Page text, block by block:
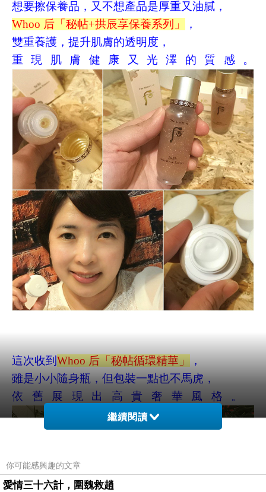
想要擦保養品，又不想產品是厚重又油膩，
Whoo 后「秘帖+拱辰享保養系列」
，
雙重養護，提升肌膚的透明度，
重現肌膚健康又光澤的質感。
這次收到 Whoo 后「秘帖循環精華」
，
雖是小小隨身瓶，但包裝一點也不馬虎，
依舊展現出高貴奢華風格。
繼續閱讀
你可能感興趣的文章
愛情三十六計，圍魏救趙